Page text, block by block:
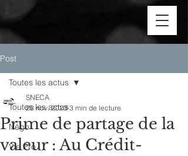
Post
Toutes les actus
Négo
Vie Pro
Toutes les actus
Prime de partage de la
valeur : Au Crédit-
SNECA
28 nov. 2023 3 min de lecture